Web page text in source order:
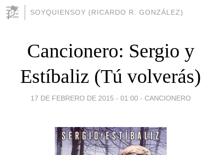
SOYQUIENSOY (RICARDO R. GONZÁLEZ)
Cancionero: Sergio y
Estíbaliz (Tú volverás)
17 DE FEBRERO DE 2015 - 01:00 - CANCIONERO